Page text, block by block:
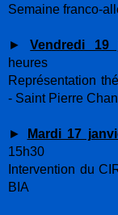
Semaine franco-
►Vendredi 19
heures
Représentation
- Saint Pierre
► Mardi 17
15h30
Intervention du
BIA